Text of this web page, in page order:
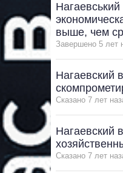
выше, чем
Завершено 5 лет
Нагаевский
Сказано 7 лет
Нагаевский
Сказано 7 лет